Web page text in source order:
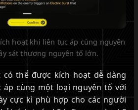
hoạt khi liên tục áp cùng nguyên
sát thương nguyên tố lớn.
có thể được kích hoạt dễ dàng
áp cùng một loại nguyên tố với
cực kì phù hợp cho các người